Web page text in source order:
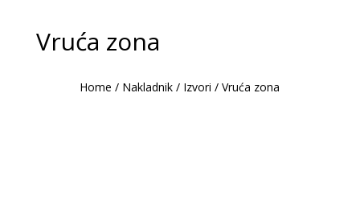
Vruća zona
Home / Nakladnik / Izvori /Vruća zona